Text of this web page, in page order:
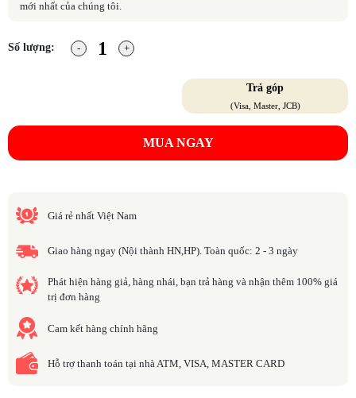
mới nhất của chúng tôi.
Số lượng:
Trả góp
(Visa, Master, JCB)
MUA NGAY
Giá rẻ nhất Việt Nam
Giao hàng ngay (Nội thành HN,HP). Toàn quốc: 2 - 3 ngày
Phát hiện hàng giả, hàng nhái, bạn trả hàng và nhận thêm 100% giá
trị đơn hàng
Cam kết hàng chính hãng
Hỗ trợ thanh toán tại nhà ATM, VISA, MASTER CARD